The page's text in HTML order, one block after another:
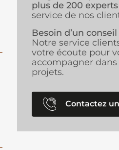
plus de 200 experts
service de nos
Besoin d’un conseil
Notre service
votre écoute pour
accompagner dans
projets.
Contactez